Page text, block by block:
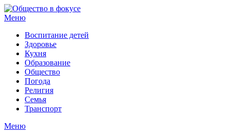
Перейти
к
Меню
Воспитание детей
Здоровье
Кухня
Образование
Общество
Погода
Религия
Семья
Транспорт
Меню